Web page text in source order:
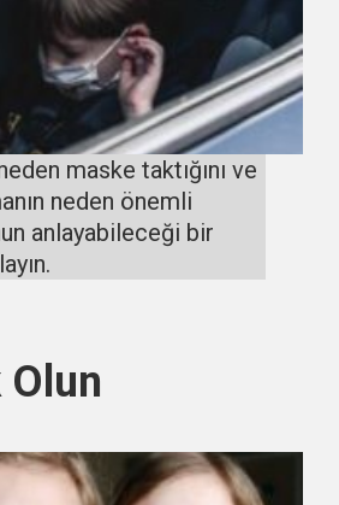
maske taktığını ve
neden önemli
anlayabileceği bir